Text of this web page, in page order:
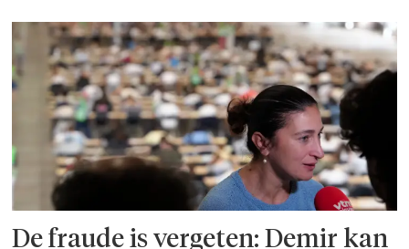
De fraude is vergeten: Demir kan